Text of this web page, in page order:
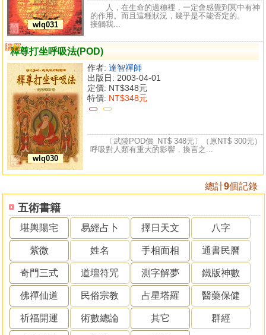
五術書籍
堪輿陽宅 易經占卜 擇日天文 八字
紫微 姓名 手相面相 通書民曆
奇門三式 道壇符咒 測字解夢 鐵版神數
佛禪仙道 民俗宗教 占星塔羅 醫藥保健
祈福開運 術數總論 其它 群經
wlq031
人，在生命的過穗裡，一定會感覺到冥中有神
的作用。而且這種狀況，幾乎是不能否定的。
接觸我...
釋尊打坐呼吸法(POD)
wlq030
作者: 達智禪師
出版日: 2003-04-01
定價: NT$348元
特價: NT$348元
購買
比較
〔武陵POD價_NT$ 348元〕（原NT$ 300元）
呼吸對人類有重大的影響，換言之...
總計9個記錄